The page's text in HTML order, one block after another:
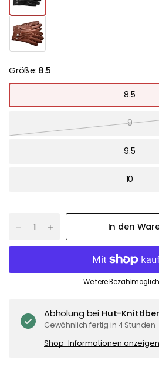
Größe: 8.5
8.5
9
9.5
10
In den
Weitere
Abholung bei Hut-
Gewöhnlich fertig in 4 Stunden
Shop-Informationen anzeigen